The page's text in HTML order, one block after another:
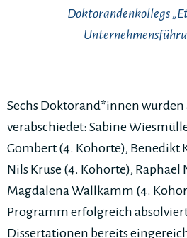
Doktorandenkollegs
Sechs Doktorand*innen wurden
verabschiedet: Sabine
Gombert (4. Kohorte), Benedikt
Nils Kruse (4. Kohorte), Raphael
Magdalena Wallkamm (4.
Programm erfolgreich
Dissertationen bereits